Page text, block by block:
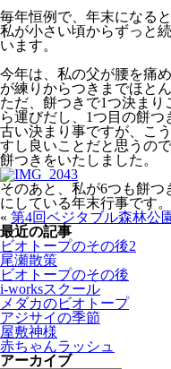
毎年恒例で、年末になる
私が小さい頃からずっと
います。
今年は、私の父が腰を痛
が練りからつきまでほと
ただ、餅つきで1つ決ま
ら運びだし、1つ目の餅つ
古い決まり事ですが、こ
すし良いことだと思うの
餅つきをいたしました。
そのあと、私が6つも餅
にしている年末行事です。
« 第4回ベジタブル森林公
最近の記事
ビオトープのその後2
尾瀬散策
ビオトープのその後
i-worksスクール
メダカのビオトープ
アジサイの季節
屋敷神様
赤ちゃんラッシュ
アーカイブ